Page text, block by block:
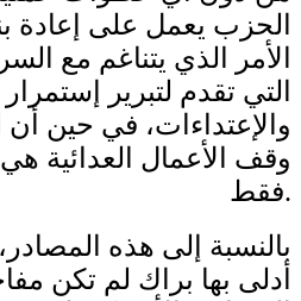
الحزب يعمل على إعادة
الأمر الذي يتناغم مع
التي تقدم لتبرير إستمرار
والإعتداءات، في حين أن
وقف الأعمال العدائية
فقط.
بالنسبة إلى هذه
أدلى بها براك لم تكن